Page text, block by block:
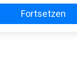
Fortsetzen